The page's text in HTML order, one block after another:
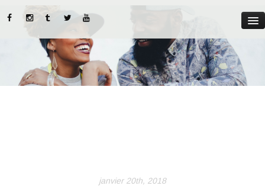
MYST
ABOUT US
janvier 20th, 2018